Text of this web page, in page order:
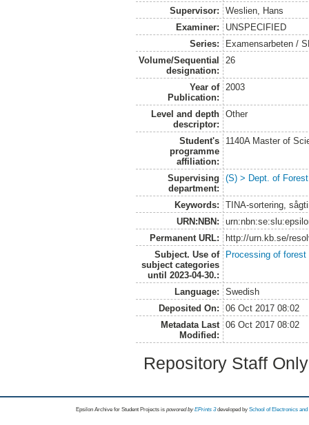
Supervisor:
Weslien, Hans
Examiner:
UNSPECIFIED
Series:
Examensarbeten /
Volume/Sequential
designation:
26
Year of
Publication:
2003
Level and depth
descriptor:
Other
Student's
programme
affiliation:
1140A Master of
Supervising
department:
(S) > Dept. of
Keywords:
TINA-sortering,
URN:NBN:
Permanent URL:
http://urn.kb.se/
Subject. Use of
subject categories
until 2023-04-30.:
Processing of forest
Language:
Swedish
Deposited On:
06 Oct 2017 08:02
Metadata Last
Modified:
06 Oct 2017 08:02
Repository Staff
Epsilon Archive for Student Projects is powored byEPrints 3 developed by School of Electronics